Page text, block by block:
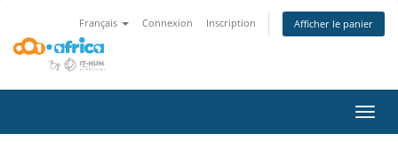
Français Connexion Inscription Afficher le panier
la